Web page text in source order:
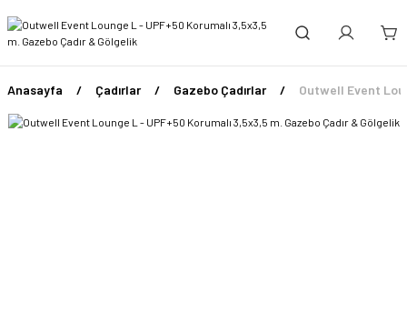
Anasayfa Çadırlar Gazebo Çadırlar Outwell Event